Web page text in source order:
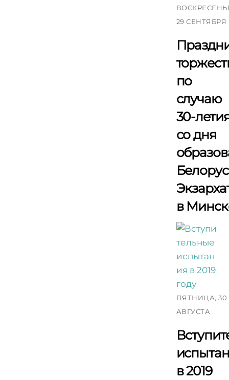
29 СЕНТЯБРЯ
по
случаю
30-
со дня
в
ПЯТНИЦА, 30
АВГУСТА
в 2019